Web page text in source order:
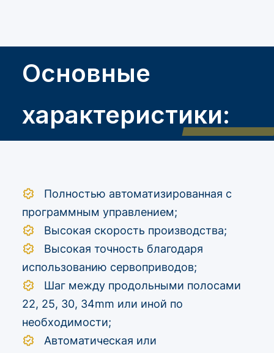
Основные
характеристики:
Полностью автоматизированная с
программным управлением;
Высокая скорость производства;
Высокая точность благодаря
использованию сервоприводов;
Шаг между продольными полосами
22, 25, 30, 34mm или иной по
необходимости;
Автоматическая или